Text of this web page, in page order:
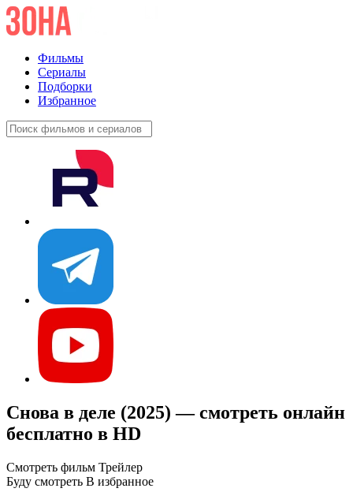
Фильмы
Сериалы
Подборки
Избранное
Снова в деле (2025) — смотреть онлайн
бесплатно в HD
Смотреть фильм Трейлер
Буду смотреть В избранное